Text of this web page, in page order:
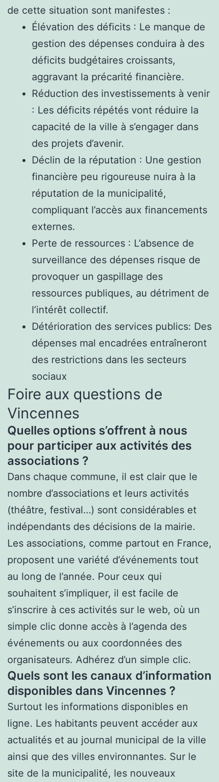
de cette situation sont manifestes :
Élévation des déficits : Le manque de
gestion des dépenses conduira à des
déficits budgétaires croissants,
aggravant la précarité financière.
Réduction des investissements à venir
: Les déficits répétés vont réduire la
capacité de la ville à s’engager dans
des projets d’avenir.
Déclin de la réputation : Une gestion
financière peu rigoureuse nuira à la
réputation de la municipalité,
compliquant l’accès aux financements
externes.
Perte de ressources : L’absence de
surveillance des dépenses risque de
provoquer un gaspillage des
ressources publiques, au détriment de
l’intérêt collectif.
Détérioration des services publics: Des
dépenses mal encadrées entraîneront
des restrictions dans les secteurs
sociaux
Foire aux questions de
Vincennes
Quelles options s’offrent à nous
pour participer aux activités des
associations ?
Dans chaque commune, il est clair que le
nombre d’associations et leurs activités
(théâtre, festival…) sont considérables et
indépendants des décisions de la mairie.
Les associations, comme partout en France,
proposent une variété d’événements tout
au long de l’année. Pour ceux qui
souhaitent s’impliquer, il est facile de
s’inscrire à ces activités sur le web, où un
simple clic donne accès à l’agenda des
événements ou aux coordonnées des
organisateurs. Adhérez d’un simple clic.
Quels sont les canaux d’information
disponibles dans Vincennes ?
Surtout les informations disponibles en
ligne. Les habitants peuvent accéder aux
actualités et au journal municipal de la ville
ainsi que des villes environnantes. Sur le
site de la municipalité, les nouveaux